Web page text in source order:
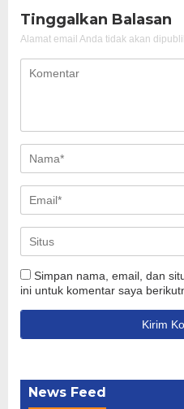
Tinggalkan Balasan
Alamat email Anda tidak akan
Simpan nama, email, dan
ini untuk komentar saya
News Feed